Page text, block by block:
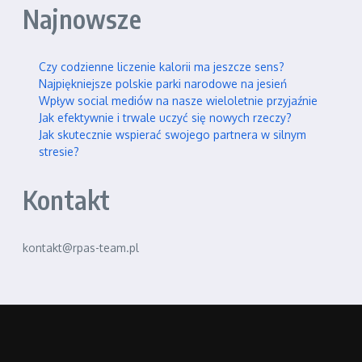
Najnowsze
Czy codzienne liczenie kalorii ma jeszcze sens?
Najpiękniejsze polskie parki narodowe na jesień
Wpływ social mediów na nasze wieloletnie przyjaźnie
Jak efektywnie i trwale uczyć się nowych rzeczy?
Jak skutecznie wspierać swojego partnera w silnym
stresie?
Kontakt
kontakt@rpas-team.pl